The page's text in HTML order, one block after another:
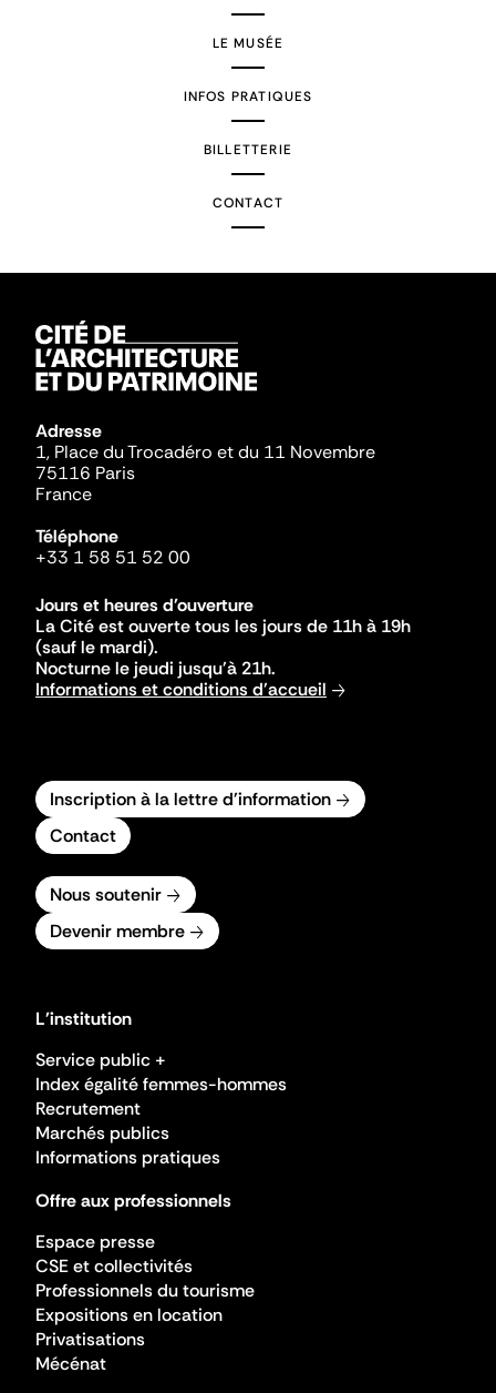
LE MUSÉE
INFOS PRATIQUES
BILLETTERIE
CONTACT
Adresse
1, Place du Trocadéro et du 11 Novembre
75116 Paris
France
Téléphone
+33 1 58 51 52 00
Jours et heures d'ouverture
La Cité est ouverte tous les jours de 11h à 19h
(sauf le mardi).
Nocturne le jeudi jusqu'à 21h.
Informations et conditions d'accueil
Inscription à la lettre d'information
Contact
Nous soutenir
Devenir membre
L'institution
Service public +
Index égalité femmes-hommes
Recrutement
Marchés publics
Informations pratiques
Offre aux professionnels
Espace presse
CSE et collectivités
Professionnels du tourisme
Expositions en location
Privatisations
Mécénat